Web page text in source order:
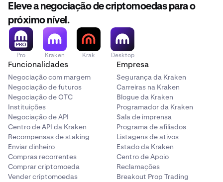
Eleve a negociação de criptomoedas para o
próximo nível.
Pro Kraken Krak Desktop
Funcionalidades
Negociação com margem
Negociação de futuros
Negociação de OTC
Instituições
Negociação de API
Centro de API da Kraken
Recompensas de staking
Enviar dinheiro
Compras recorrentes
Comprar criptomoeda
Vender criptomoedas
Empresa
Segurança da Kraken
Carreiras na Kraken
Blogue da Kraken
Programador da Kraken
Sala de imprensa
Programa de afiliados
Listagens de ativos
Estado da Kraken
Centro de Apoio
Reclamações
Breakout Prop Trading